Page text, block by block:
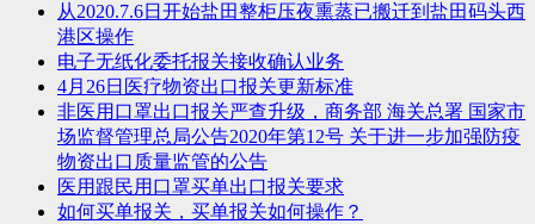
从2020.7.6日开始盐田整柜压夜熏蒸已搬迁到盐田码头西
港区操作
电子无纸化委托报关接收确认业务
4月26日医疗物资出口报关更新标准
非医用口罩出口报关严查升级，商务部 海关总署 国家市
场监督管理总局公告2020年第12号 关于进一步加强防疫
物资出口质量监管的公告
医用跟民用口罩买单出口报关要求
如何买单报关，买单报关如何操作？